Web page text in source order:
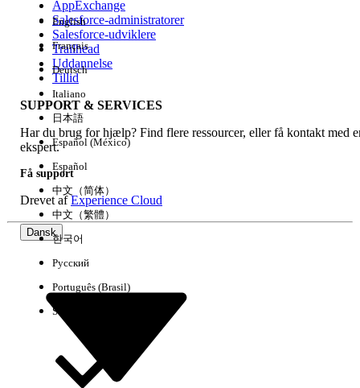
Experience
Ryd alle Udført
AppExchange
Salesforce-administratorer
Salesforce-udviklere
Trailhead
Uddannelse
Tillid
SUPPORT & SERVICES
Har du brug for hjælp? Find flere ressourcer, eller få kontakt med
ekspert.
Få support
Drevet afExperience Cloud
Dansk
English
Français
Deutsch
Italiano
日本語
Español (México)
Español
中文（简体）
中文（繁體）
한국어
Русский
Português (Brasil)
Suomi